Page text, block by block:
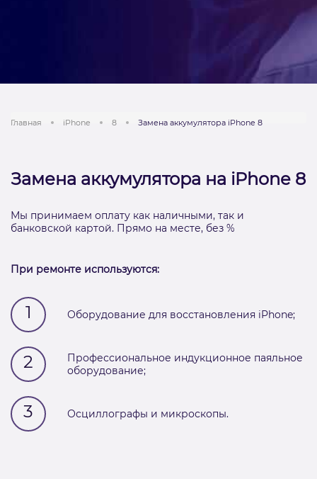
Главная iPhone 8 Замена аккумулятора iPhone 8
Замена аккумулятора на iPhone 8
Мы принимаем оплату как наличными, так и
банковской картой. Прямо на месте, без %
При ремонте используются:
1 Оборудование для восстановления iPhone;
2
Профессиональное индукционное паяльное
оборудование;
3 Осциллографы и микроскопы.